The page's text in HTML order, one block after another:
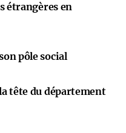
étrangères en
pôle social
tête du département